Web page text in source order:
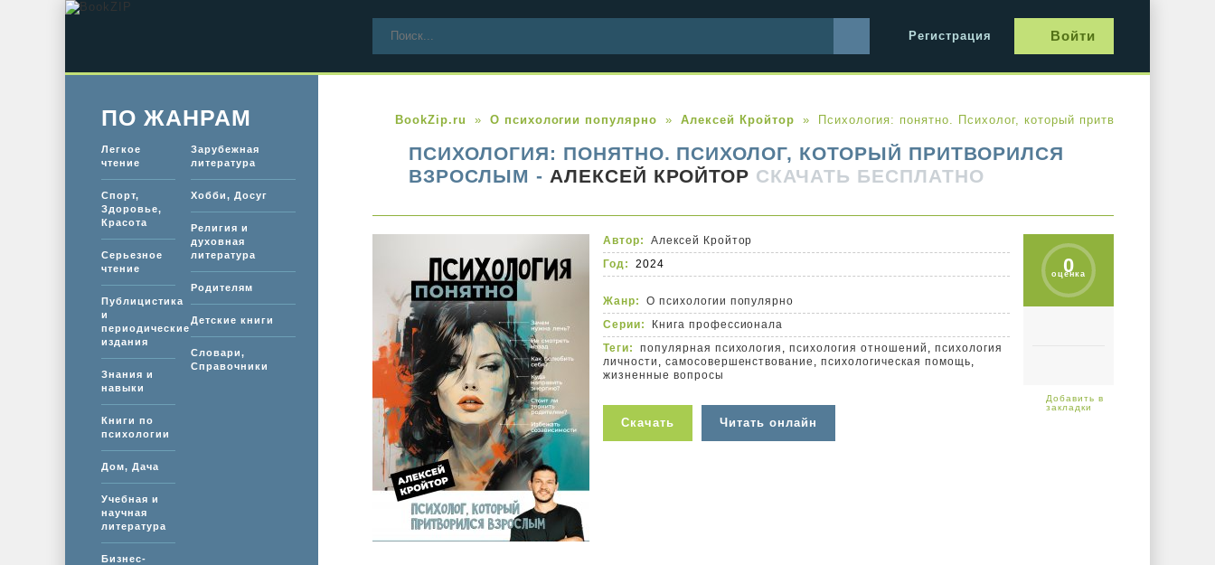
Регистрация Войти
BookZip.ru О психологии популярно Алексей Кройтор Психология: понятно. Психолог, который притворился
ПСИХОЛОГИЯ: ПОНЯТНО. ПСИХОЛОГ, КОТОРЫЙ ПРИТВОРИЛСЯ
ВЗРОСЛЫМ - АЛЕКСЕЙ КРОЙТОР СКАЧАТЬ БЕСПЛАТНО
0
оценка
Автор:
Алексей Кройтор
Год:
2024
Жанр:
О психологии популярно
Серии:
Книга профессионала
Теги:
популярная психология ,психология отношений , психология
личности , самосовершенствование ,психологическая помощь,
жизненные вопросы
Скачать Читать онлайн
ПО ЖАНРАМ
Легкое
чтение
Спорт,
Здоровье,
Красота
Серьезное
чтение
Публицистика
и
периодические
издания
Знания и
навыки
Книги по
психологии
Дом, Дача
Учебная и
научная
литература
Бизнес-
Зарубежная
литература
Хобби, Досуг
Религия и
духовная
литература
Родителям
Детские книги
Словари,
Справочники